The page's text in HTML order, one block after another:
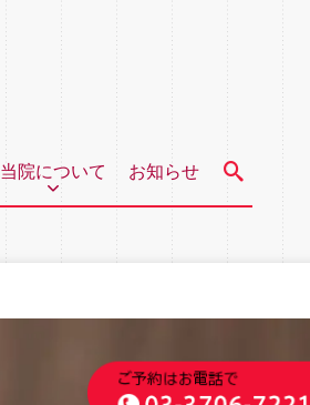
当院について お知らせ